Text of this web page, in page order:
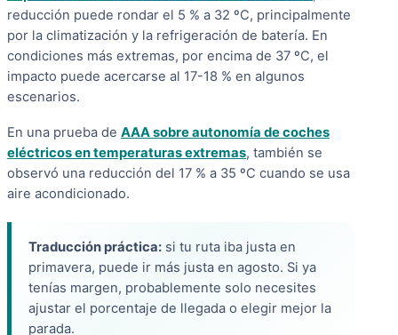
reducción puede rondar el 5 % a 32 ºC, principalmente
por la climatización y la refrigeración de batería. En
condiciones más extremas, por encima de 37 ºC, el
impacto puede acercarse al 17-18 % en algunos
escenarios.
En una prueba de AAA sobre autonomía de coches
eléctricos en temperaturas extremas, también se
observó una reducción del 17 % a 35 ºC cuando se usa
aire acondicionado.
Traducción práctica: si tu ruta iba justa en
primavera, puede ir más justa en agosto. Si ya
tenías margen, probablemente solo necesites
ajustar el porcentaje de llegada o elegir mejor la
parada.